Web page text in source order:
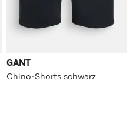
GANT
Chino-Shorts schwarz